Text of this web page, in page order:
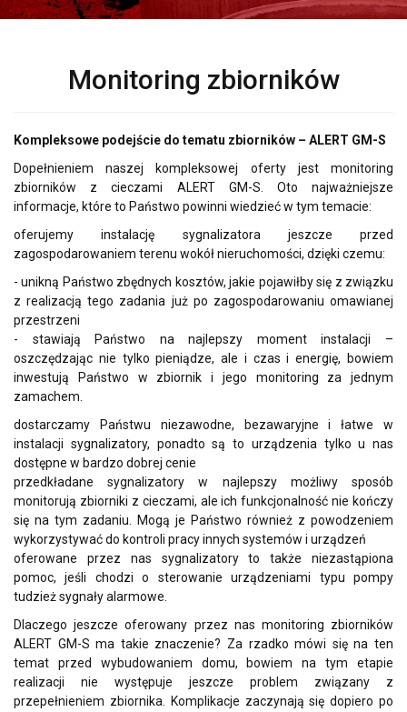
Monitoring zbiorników
Kompleksowe podejście do tematu zbiorników – ALERT GM-S
Dopełnieniem naszej kompleksowej oferty jest monitoring
zbiorników z cieczami ALERT GM-S. Oto najważniejsze
informacje, które to Państwo powinni wiedzieć w tym temacie:
oferujemy instalację sygnalizatora jeszcze przed
zagospodarowaniem terenu wokół nieruchomości, dzięki czemu:
- unikną Państwo zbędnych kosztów, jakie pojawiłby się z związku
z realizacją tego zadania już po zagospodarowaniu omawianej
przestrzeni
- stawiają Państwo na najlepszy moment instalacji –
oszczędzając nie tylko pieniądze, ale i czas i energię, bowiem
inwestują Państwo w zbiornik i jego monitoring za jednym
zamachem.
dostarczamy Państwu niezawodne, bezawaryjne i łatwe w
instalacji sygnalizatory, ponadto są to urządzenia tylko u nas
dostępne w bardzo dobrej cenie
przedkładane sygnalizatory w najlepszy możliwy sposób
monitorują zbiorniki z cieczami, ale ich funkcjonalność nie kończy
się na tym zadaniu. Mogą je Państwo również z powodzeniem
wykorzystywać do kontroli pracy innych systemów i urządzeń
oferowane przez nas sygnalizatory to także niezastąpiona
pomoc, jeśli chodzi o sterowanie urządzeniami typu pompy
tudzież sygnały alarmowe.
Dlaczego jeszcze oferowany przez nas monitoring zbiorników
ALERT GM-S ma takie znaczenie? Za rzadko mówi się na ten
temat przed wybudowaniem domu, bowiem na tym etapie
realizacji nie występuje jeszcze problem związany z
przepełnieniem zbiornika. Komplikacje zaczynają się dopiero po